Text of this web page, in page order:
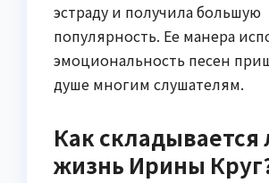
эстраду и получила большую
популярность. Ее манера
эмоциональность песен
душе многим слушателям.
Как складывается
жизнь Ирины